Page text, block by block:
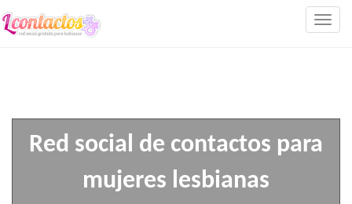
Red social de contactos para
mujeres lesbianas